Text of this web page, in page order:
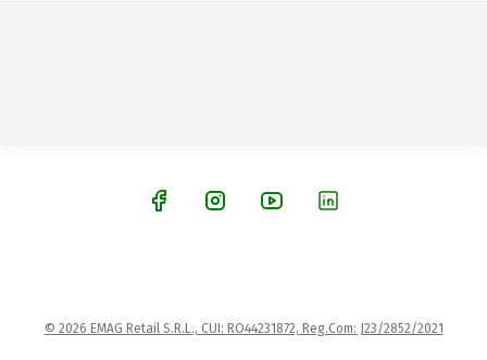
© 2026 EMAG Retail S.R.L., CUI: RO44231872, Reg.Com: J23/2852/2021